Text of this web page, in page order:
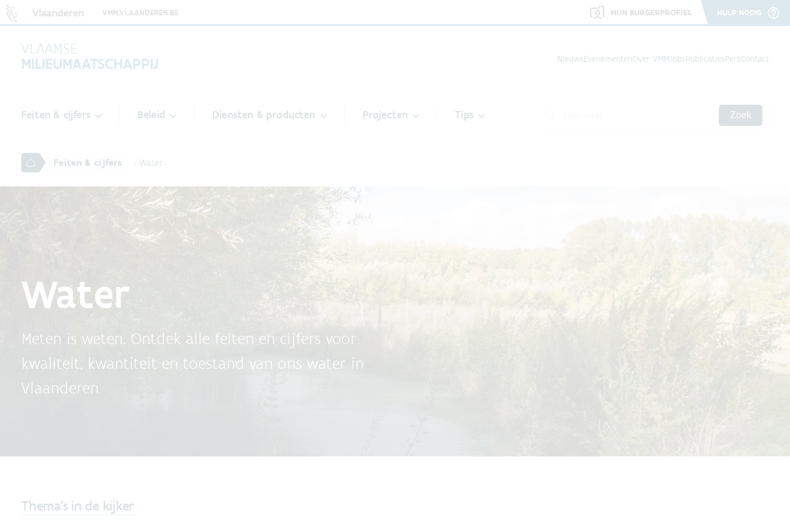
Vlaanderen VMM.VLAANDEREN.BE MIJN BURGERPROFIEL HULP NODIG
VLAAMSE
MILIEUMAATSCHAPPIJ
NieuwsEvenementenOver VMMJobsPublicatiesPersContact
Feiten & cijfers Beleid Diensten & producten Projecten Tips Zoek
Feiten & cijfers Water
Water
Meten is weten. Ontdek alle feiten en cijfers voor
kwaliteit, kwantiteit en toestand van ons water in
Vlaanderen.
Thema's in de kijker